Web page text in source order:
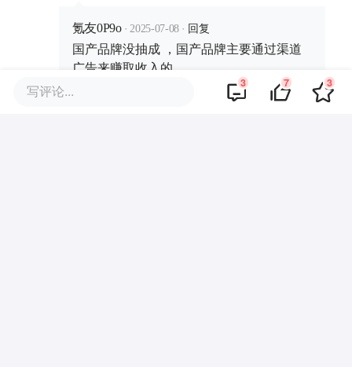
是妥妥地双标，歧视外资吗？
氪友0P9o · 2025-07-08 · 回复
国产品牌没抽成 ，国产品牌主要通过渠道
广告来赚取收入的。
写评论... 3 7 3